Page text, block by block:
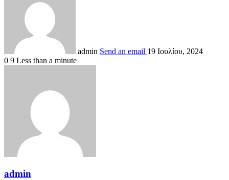
admin Send an email 19 Ιουλίου, 2024
0 9 Less than a minute
admin